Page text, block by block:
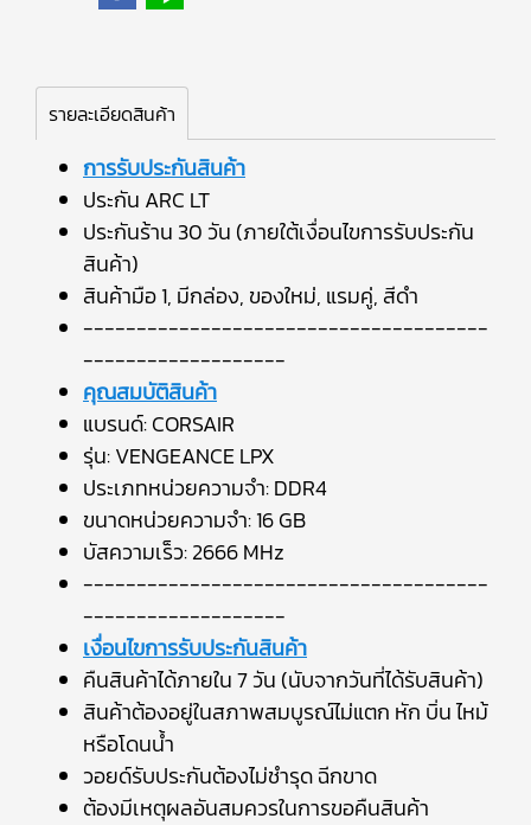
รายละเอียดสินค้า
การรับประกันสินค้า
ประกัน ARC LT
ประกันร้าน 30 วัน (ภายใต้เงื่อนไขการรับประกัน
สินค้า)
สินค้ามือ 1, มีกล่อง, ของใหม่, แรมคู่, สีดำ
--------------------------------------
-------------------
คุณสมบัติสินค้า
แบรนด์: CORSAIR
รุ่น: VENGEANCE LPX
ประเภทหน่วยความจำ: DDR4
ขนาดหน่วยความจำ: 16 GB
บัสความเร็ว: 2666 MHz
--------------------------------------
-------------------
เงื่อนไขการรับประกันสินค้า
คืนสินค้าได้ภายใน 7 วัน (นับจากวันที่ได้รับสินค้า)
สินค้าต้องอยู่ในสภาพสมบูรณ์ไม่แตก หัก บิ่น ไหม้
หรือโดนน้ำ
วอยด์รับประกันต้องไม่ชำรุด ฉีกขาด
ต้องมีเหตุผลอันสมควรในการขอคืนสินค้า